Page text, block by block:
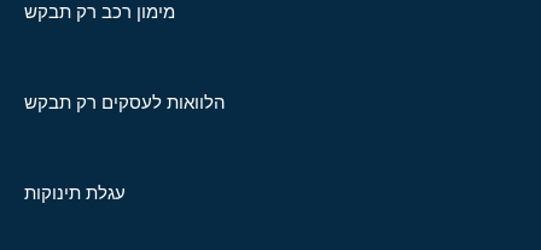
מימון רכב רק תבקש
הלוואות לעסקים רק תבקש
עגלת תינוקות